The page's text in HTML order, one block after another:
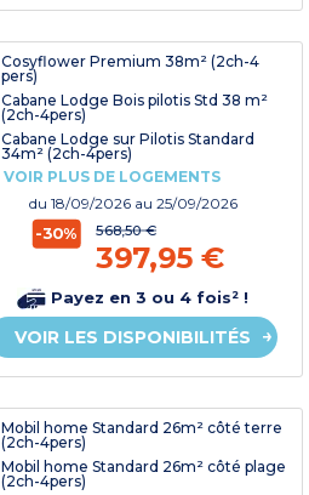
Cosyflower Premium 38m² (2ch-4
pers)
Cabane Lodge Bois pilotis Std 38 m²
(2ch-4pers)
Cabane Lodge sur Pilotis Standard
34m² (2ch-4pers)
VOIR PLUS DE LOGEMENTS
du 18/09/2026 au 25/09/2026
-30% 568,50 €
397,95 €
Payez en 3 ou 4 fois² !
VOIR LES DISPONIBILITÉS
Mobil home Standard 26m² côté terre
(2ch-4pers)
Mobil home Standard 26m² côté plage
(2ch-4pers)